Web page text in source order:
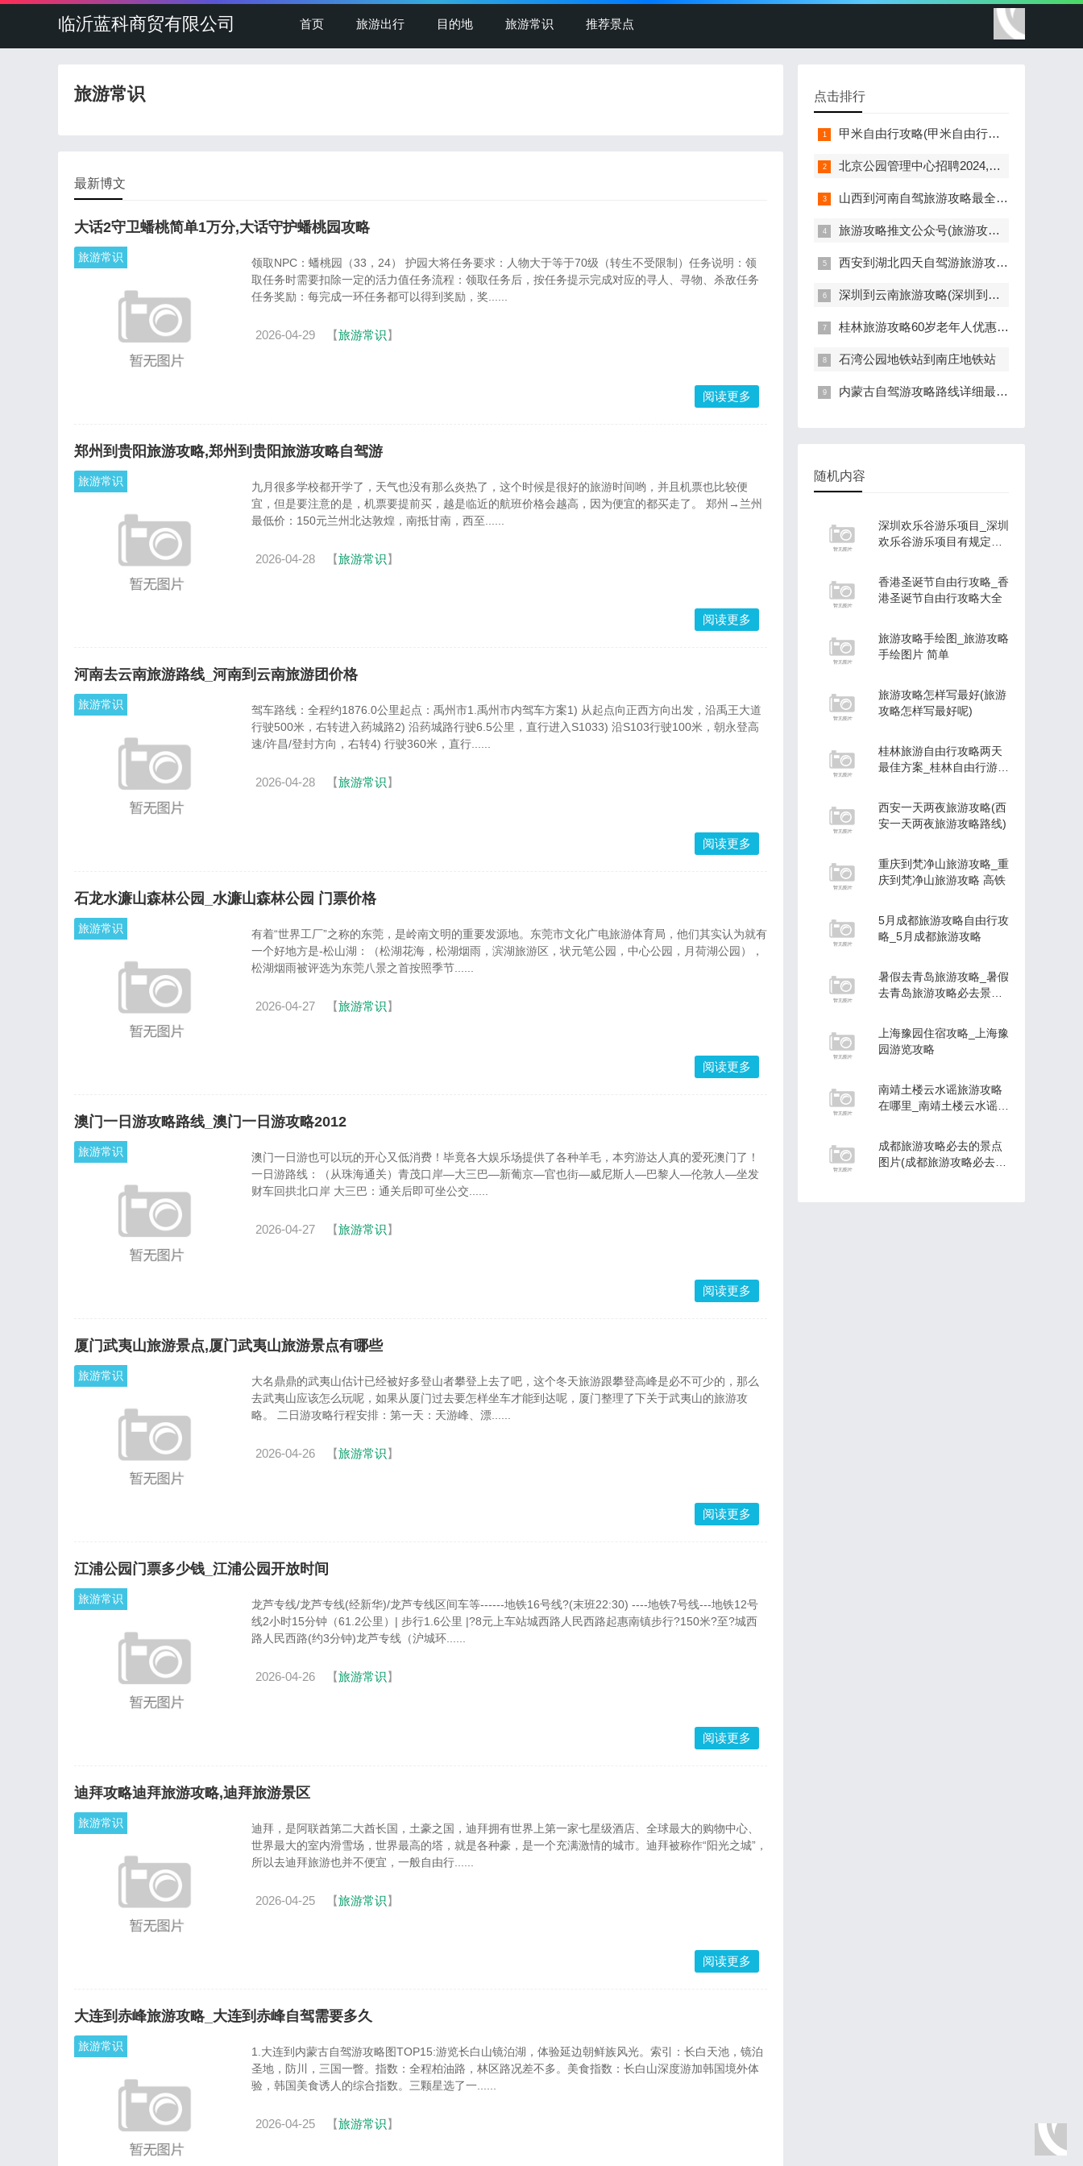
临沂蓝科商贸有限公司 首页 旅游出行 目的地 旅游常识 推荐景点
旅游常识
最新博文
大话2守卫蟠桃简单1万分,大话守护蟠桃园攻略
旅游常识
领取NPC：蟠桃园（33，24） 护园大将任务要求：人物大于等于70级（转生不受限制）任务说明：领
取任务时需要扣除一定的活力值任务流程：领取任务后，按任务提示完成对应的寻人、寻物、杀敌任务
任务奖励：每完成一环任务都可以得到奖励，奖......
2026-04-29 【旅游常识】
阅读更多
郑州到贵阳旅游攻略,郑州到贵阳旅游攻略自驾游
旅游常识
九月很多学校都开学了，天气也没有那么炎热了，这个时候是很好的旅游时间哟，并且机票也比较便
宜，但是要注意的是，机票要提前买，越是临近的航班价格会越高，因为便宜的都买走了。 郑州→兰州
最低价：150元兰州北达敦煌，南抵甘南，西至......
2026-04-28 【旅游常识】
阅读更多
河南去云南旅游路线_河南到云南旅游团价格
旅游常识
驾车路线：全程约1876.0公里起点：禹州市1.禹州市内驾车方案1) 从起点向正西方向出发，沿禹王大道
行驶500米，右转进入药城路2) 沿药城路行驶6.5公里，直行进入S1033) 沿S103行驶100米，朝永登高
速/许昌/登封方向，右转4) 行驶360米，直行......
2026-04-28 【旅游常识】
阅读更多
石龙水濂山森林公园_水濂山森林公园 门票价格
旅游常识
有着“世界工厂”之称的东莞，是岭南文明的重要发源地。东莞市文化广电旅游体育局，他们其实认为就有
一个好地方是-松山湖：（松湖花海，松湖烟雨，滨湖旅游区，状元笔公园，中心公园，月荷湖公园），
松湖烟雨被评选为东莞八景之首按照季节......
2026-04-27 【旅游常识】
阅读更多
澳门一日游攻略路线_澳门一日游攻略2012
旅游常识
澳门一日游也可以玩的开心又低消费！毕竟各大娱乐场提供了各种羊毛，本穷游达人真的爱死澳门了！
一日游路线：（从珠海通关）青茂口岸—大三巴—新葡京—官也街—威尼斯人—巴黎人—伦敦人—坐发
财车回拱北口岸 大三巴：通关后即可坐公交......
2026-04-27 【旅游常识】
阅读更多
厦门武夷山旅游景点,厦门武夷山旅游景点有哪些
旅游常识
大名鼎鼎的武夷山估计已经被好多登山者攀登上去了吧，这个冬天旅游跟攀登高峰是必不可少的，那么
去武夷山应该怎么玩呢，如果从厦门过去要怎样坐车才能到达呢，厦门整理了下关于武夷山的旅游攻
略。 二日游攻略行程安排：第一天：天游峰、漂......
2026-04-26 【旅游常识】
阅读更多
江浦公园门票多少钱_江浦公园开放时间
旅游常识
龙芦专线/龙芦专线(经新华)/龙芦专线区间车等------地铁16号线?(末班22:30) ----地铁7号线---地铁12号
线2小时15分钟（61.2公里）| 步行1.6公里 |?8元上车站城西路人民西路起惠南镇步行?150米?至?城西
路人民西路(约3分钟)龙芦专线（沪城环......
2026-04-26 【旅游常识】
阅读更多
迪拜攻略迪拜旅游攻略,迪拜旅游景区
旅游常识
迪拜，是阿联酋第二大酋长国，土豪之国，迪拜拥有世界上第一家七星级酒店、全球最大的购物中心、
世界最大的室内滑雪场，世界最高的塔，就是各种豪，是一个充满激情的城市。迪拜被称作“阳光之城”，
所以去迪拜旅游也并不便宜，一般自由行......
2026-04-25 【旅游常识】
阅读更多
大连到赤峰旅游攻略_大连到赤峰自驾需要多久
旅游常识
1.大连到内蒙古自驾游攻略图TOP15:游览长白山镜泊湖，体验延边朝鲜族风光。索引：长白天池，镜泊
圣地，防川，三国一瞥。指数：全程柏油路，林区路况差不多。美食指数：长白山深度游加韩国境外体
验，韩国美食诱人的综合指数。三颗星选了一......
2026-04-25 【旅游常识】
点击排行
甲米自由行攻略(甲米自由行攻略粤语)
北京公园管理中心招聘2024,北京公园管理中心招聘
山西到河南自驾旅游攻略最全最好的线路是什么
旅游攻略推文公众号(旅游攻略推文公众号有哪些)
西安到湖北四天自驾游旅游攻略(西安到湖北四天自驾游旅游攻略路
深圳到云南旅游攻略(深圳到云南旅游攻略及花费)
桂林旅游攻略60岁老年人优惠政策最新条件(桂林景区60岁老人
石湾公园地铁站到南庄地铁站
内蒙古自驾游攻略路线详细最新_内蒙古自驾游攻略路线图
随机内容
深圳欢乐谷游乐项目_深圳
欢乐谷游乐项目有规定身
香港圣诞节自由行攻略_香
港圣诞节自由行攻略大全
旅游攻略手绘图_旅游攻略
手绘图片 简单
旅游攻略怎样写最好(旅游
攻略怎样写最好呢)
桂林旅游自由行攻略两天
最佳方案_桂林自由行游玩
西安一天两夜旅游攻略(西
安一天两夜旅游攻略路线)
重庆到梵净山旅游攻略_重
庆到梵净山旅游攻略 高铁
5月成都旅游攻略自由行攻
略_5月成都旅游攻略
暑假去青岛旅游攻略_暑假
去青岛旅游攻略必去景点
上海豫园住宿攻略_上海豫
园游览攻略
南靖土楼云水谣旅游攻略
在哪里_南靖土楼云水谣导
成都旅游攻略必去的景点
图片(成都旅游攻略必去的